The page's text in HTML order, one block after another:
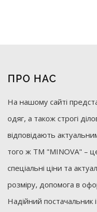
ПРО НАС
На нашому сайті
одяг, а також строгі
відповідають
того ж ТМ "MINOVA" – це
спеціальні ціни та
розміру, допомога в
Надійний постачальник